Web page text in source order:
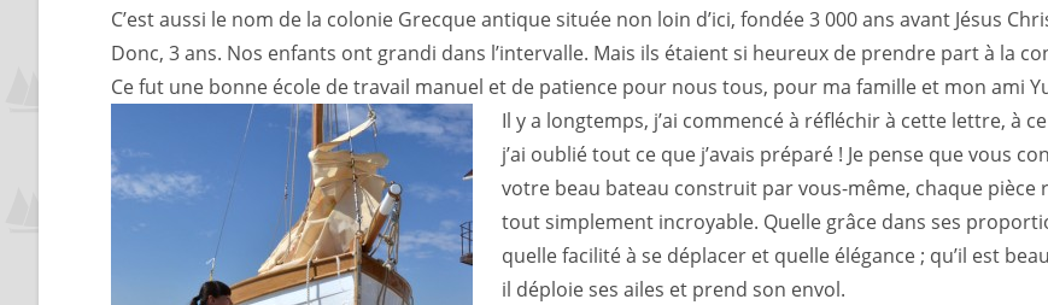
C’est aussi le nom de la colonie Grecque antique située non loin d’ici, fondée 3 000 ans avant Jésus
Donc, 3 ans. Nos enfants ont grandi dans l’intervalle. Mais ils étaient si heureux de prendre part à la
Ce fut une bonne école de travail manuel et de patience pour nous tous, pour ma famille et mon ami
Il y a longtemps, j’ai commencé à réfléchir à cette lettre, à
j’ai oublié tout ce que j’avais préparé ! Je pense que vous
votre beau bateau construit par vous-même, chaque pièce
tout simplement incroyable. Quelle grâce dans ses
quelle facilité à se déplacer et quelle élégance ; qu’il est
il déploie ses ailes et prend son envol.